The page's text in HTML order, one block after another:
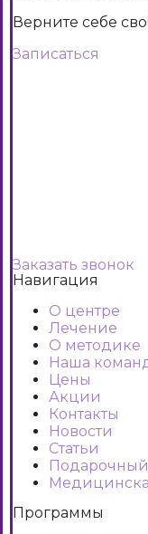
Верните себе
Записаться
Заказать звонок
Навигация
О центре
Лечение
О методике
Наша
Цены
Акции
Контакты
Новости
Статьи
Программы